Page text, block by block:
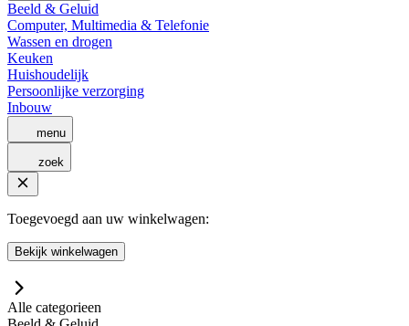
Beeld & Geluid
Computer, Multimedia & Telefonie
Wassen en drogen
Keuken
Huishoudelijk
Persoonlijke verzorging
Inbouw
menu
zoek
Toegevoegd aan uw winkelwagen:
Bekijk winkelwagen
Alle categorieen